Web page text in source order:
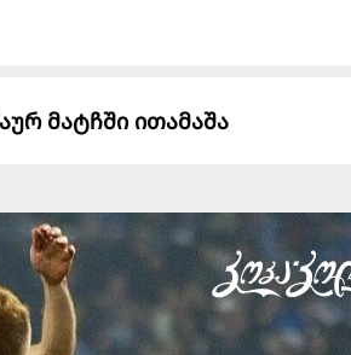
მატჩში ითამაშა